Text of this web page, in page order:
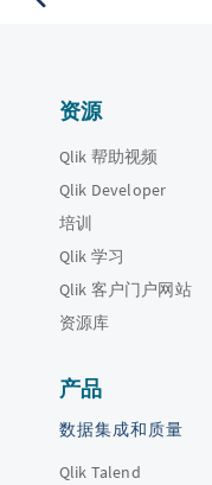
资源
Qlik 帮助视频
Qlik Developer
培训
Qlik 学习
Qlik 客户门户网站
资源库
产品
数据集成和质量
Qlik Talend